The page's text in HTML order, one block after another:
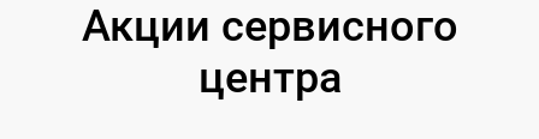
Акции сервисного
центра